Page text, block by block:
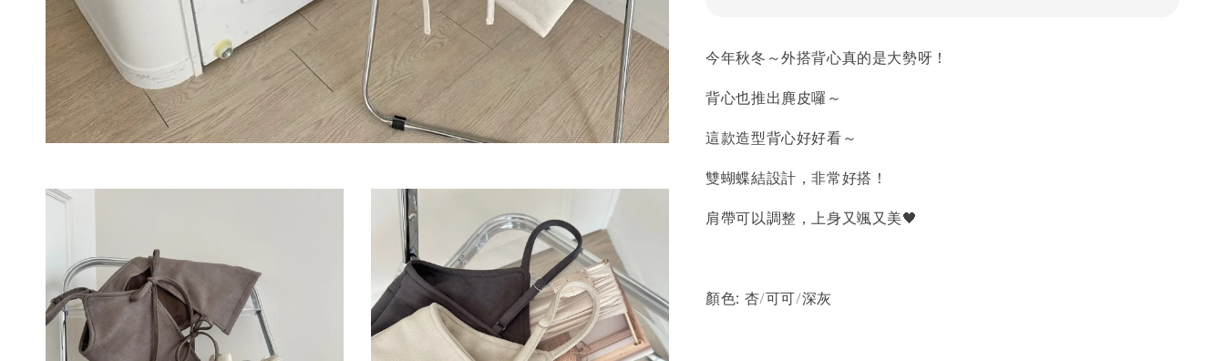
今年秋冬～外搭背心真的是大勢呀！
背心也推出麂皮囉～
這款造型背心好好看～
雙蝴蝶結設計，非常好搭！
肩帶可以調整，上身又颯又美🖤
顏色: 杏/可可/深灰